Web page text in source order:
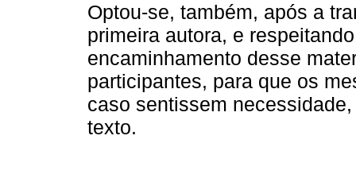
Optou-se, também, após a
primeira autora, e
encaminhamento desse
participantes, para que os
caso sentissem
texto.